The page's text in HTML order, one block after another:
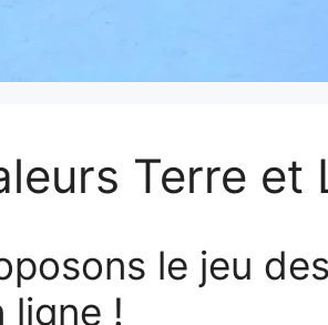
Terre et
le jeu
ligne !